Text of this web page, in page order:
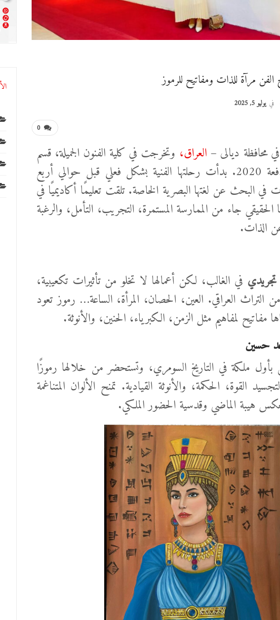
مرآة للذات ومفاتيح للرموز
في يوليو 5, 2025
0
في محافظة ديالى – العراق، وتخرجت في كلية الفنون الجميلة، قسم
الفنون التشكيلية، دفعة 2020. بدأت رحلتها الفنية بشكل فعلي قبل حوالي أربع
البحث عن لغتها البصرية الخاصة. تلقت تعليمًا أكاديميًا في
جاء من الممارسة المستمرة، التجريب، التأمل، والرغبة
الذات.
تجريدي في الغالب، لكن أعمالها لا تخلو من تأثيرات تكعيبية،
العراقي. العين، الحصان، المرأة، الساعة… رموز تعود
مفاتيح لمفاهيم مثل الزمن، الكبرياء، الحنين، والأنوثة.
حسين
بأول ملكة في التاريخ السومري، وتستحضر من خلالها رموزًا
القوة، الحكمة، والأنوثة القيادية. تمنح الألوان المتناغمة
هيبة الماضي وقدسية الحضور الملكي.